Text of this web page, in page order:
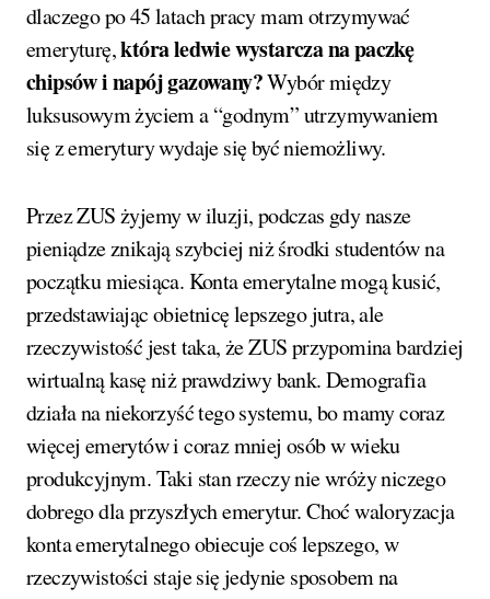
dlaczego po 45 latach pracy mam otrzymywać
emeryturę,która ledwie wystarcza na paczkę
chipsów i napój gazowany?Wybór między
luksusowym życiem a “godnym” utrzymywaniem
się z emerytury wydaje się być niemożliwy.
Przez ZUS żyjemy w iluzji, podczas gdy nasze
pieniądze znikają szybciej niż środki studentów na
początku miesiąca. Konta emerytalne mogą kusić,
przedstawiając obietnicę lepszego jutra, ale
rzeczywistość jest taka, że ZUS przypomina bardziej
wirtualną kasę niż prawdziwy bank. Demografia
działa na niekorzyść tego systemu, bo mamy coraz
więcej emerytów i coraz mniej osób w wieku
produkcyjnym. Taki stan rzeczy nie wróży niczego
dobrego dla przyszłych emerytur. Choć waloryzacja
konta emerytalnego obiecuje coś lepszego, w
rzeczywistości staje się jedynie sposobem na